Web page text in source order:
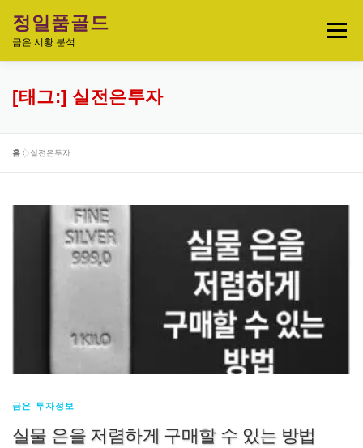
정일품골드
금은 시황 분석
메뉴
실시간 국제 금·은 시세 & 금은비율
오늘의 금은시세 분석
금·은 차트 & 전략
[태그:] 실전은투자
홈 »실전은투자
금은 투자정보
실물 은을 저렴하게 구매할 수 있는 방법